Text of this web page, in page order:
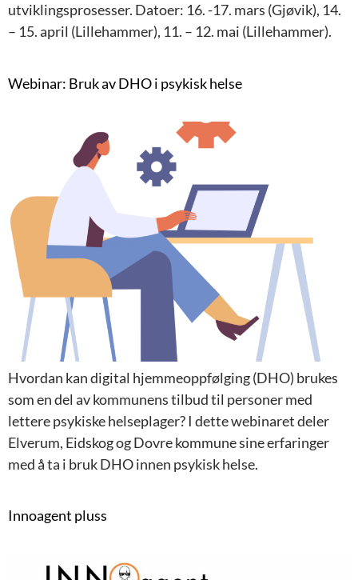
utviklingsprosesser. Datoer: 16. -17. mars (Gjøvik), 14.
– 15. april (Lillehammer), 11. – 12. mai (Lillehammer).
Webinar: Bruk av DHO i psykisk helse
Hvordan kan digital hjemmeoppfølging (DHO) brukes
som en del av kommunens tilbud til personer med
lettere psykiske helseplager? I dette webinaret deler
Elverum, Eidskog og Dovre kommune sine erfaringer
med å ta i bruk DHO innen psykisk helse.
Innoagent pluss